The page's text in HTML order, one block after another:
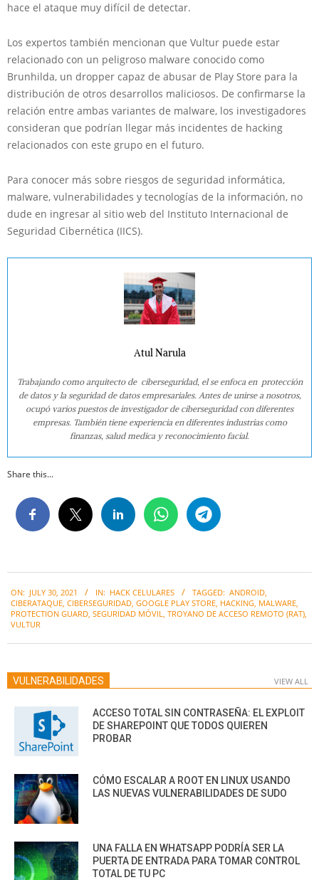
hace el ataque muy difícil de detectar.
Los expertos también mencionan que Vultur puede estar
relacionado con un peligroso malware conocido como
Brunhilda, un dropper capaz de abusar de Play Store para la
distribución de otros desarrollos maliciosos. De confirmarse la
relación entre ambas variantes de malware, los investigadores
consideran que podrían llegar más incidentes de hacking
relacionados con este grupo en el futuro.
Para conocer más sobre riesgos de seguridad informática,
malware, vulnerabilidades y tecnologías de la información, no
dude en ingresar al sitio web del Instituto Internacional de
Seguridad Cibernética (IICS).
Atul Narula
Trabajando como arquitecto de ciberseguridad, el se enfoca en protección
de datos y la seguridad de datos empresariales. Antes de unirse a nosotros,
ocupó varios puestos de investigador de ciberseguridad con diferentes
empresas. También tiene experiencia en diferentes industrias como
finanzas, salud medica y reconocimiento facial.
Share this...
07-
30
ON: JULY 30, 2021 IN: HACK CELULARES TAGGED: ANDROID
CIBERATAQUE CIBERSEGURIDAD GOOGLE PLAY STORE HACKING MALWARE
PROTECTION GUARD SEGURIDAD MÓVIL TROYANO DE ACCESO REMOTO (RAT)
VULTUR
VULNERABILIDADES VIEW ALL
ACCESO TOTAL SIN CONTRASEÑA: EL EXPLOIT
DE SHAREPOINT QUE TODOS QUIEREN
PROBAR
CÓMO ESCALAR A ROOT EN LINUX USANDO
LAS NUEVAS VULNERABILIDADES DE SUDO
UNA FALLA EN WHATSAPP PODRÍA SER LA
PUERTA DE ENTRADA PARA TOMAR CONTROL
TOTAL DE TU PC